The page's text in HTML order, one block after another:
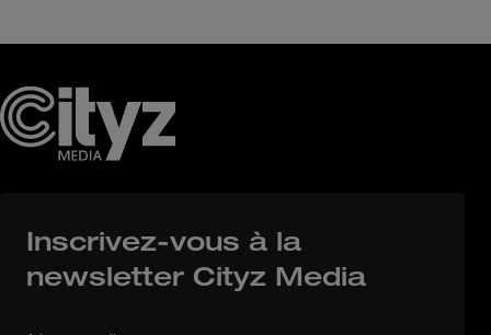
Inscrivez-vous à la
newsletter Cityz Media